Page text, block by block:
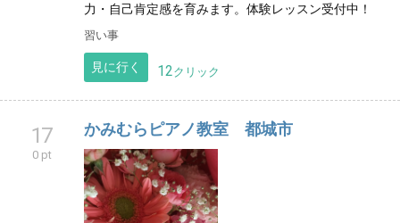
力・自己肯定感を育みます。体験レッスン受付中！
習い事
見に行く 12クリック
17
0 pt
かみむらピアノ教室 都城市